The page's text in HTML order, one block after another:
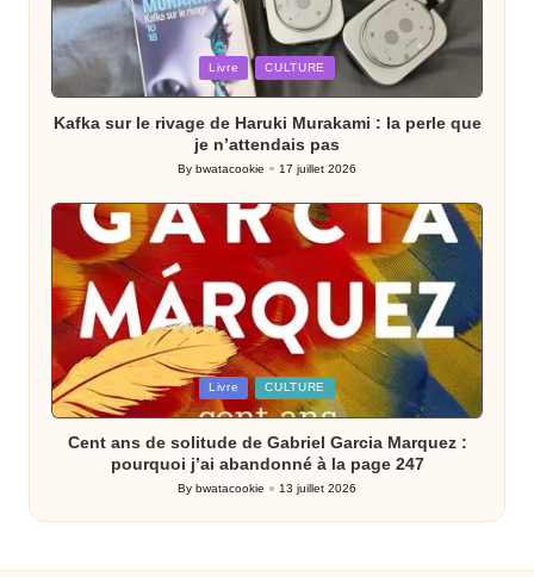
Posted
Livre CULTURE
Kafka sur le rivage de Haruki Murakami : la perle que
je n’attendais pas
Posted
By bwatacookie 17 juillet 2026
Posted
in
Livre CULTURE
Cent ans de solitude de Gabriel Garcia Marquez :
pourquoi j’ai abandonné à la page 247
Posted
by
By bwatacookie 13 juillet 2026